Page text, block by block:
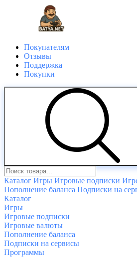
Покупателям
Отзывы
Поддержка
Покупки
Каталог Игры Игровые подписки
Пополнение баланса Подписки на
Каталог
Игры
Игровые подписки
Игровые валюты
Пополнение баланса
Подписки на сервисы
Программы